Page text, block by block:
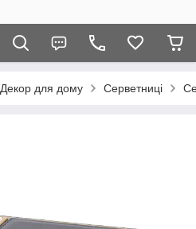
Декор для дому Серветниці